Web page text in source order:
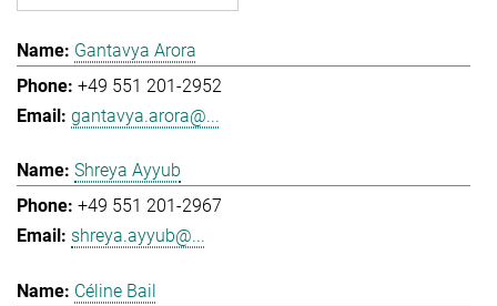
Gantavya Arora
+49 551 201-2952
gantavya.arora@...
Shreya Ayyub
+49 551 201-2967
shreya.ayyub@...
Céline Bail